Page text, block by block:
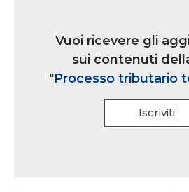
iscrizioneVuoi ricevere gli
sui contenuti
"Processo tributario
Iscriviti